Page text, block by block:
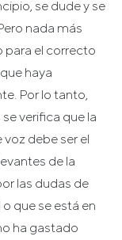
se dude y se
nada más
para el correcto
haya
Por lo tanto,
verifica que la
debe ser el
de la
las dudas de
que se está en
ha gastado